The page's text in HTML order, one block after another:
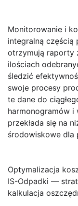
Monitorowanie i
integralną
otrzymują raporty
ilościach
śledzić
swoje procesy
te dane do
harmonogramów i
przekłada się na
środowiskowe dla
Optymalizacja
IS-Odpadki —
kalkulacja